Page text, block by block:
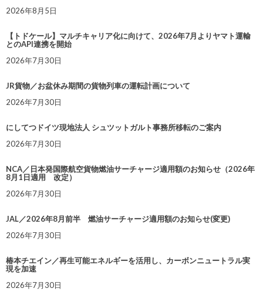
2026年8月5日
【トドケール】マルチキャリア化に向けて、2026年7月よりヤマト運輸
とのAPI連携を開始
2026年7月30日
JR貨物／お盆休み期間の貨物列車の運転計画について
2026年7月30日
にしてつドイツ現地法人 シュツットガルト事務所移転のご案内
2026年7月30日
NCA／日本発国際航空貨物燃油サーチャージ適用額のお知らせ（2026年
8月1日適用 改定）
2026年7月30日
JAL／2026年8月前半 燃油サーチャージ適用額のお知らせ(変更)
2026年7月30日
椿本チエイン／再生可能エネルギーを活用し、カーボンニュートラル実
現を加速
2026年7月30日